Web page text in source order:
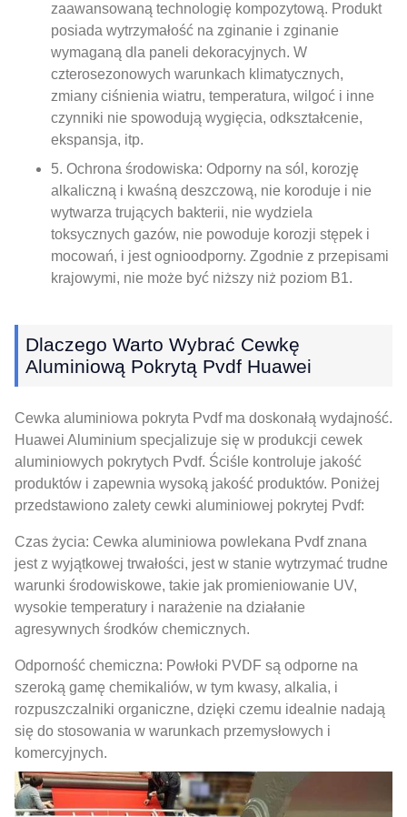
zaawansowaną technologię kompozytową. Produkt
posiada wytrzymałość na zginanie i zginanie
wymaganą dla paneli dekoracyjnych. W
czterosezonowych warunkach klimatycznych,
zmiany ciśnienia wiatru, temperatura, wilgoć i inne
czynniki nie spowodują wygięcia, odkształcenie,
ekspansja, itp.
5. Ochrona środowiska: Odporny na sól, korozję
alkaliczną i kwaśną deszczową, nie koroduje i nie
wytwarza trujących bakterii, nie wydziela
toksycznych gazów, nie powoduje korozji stępek i
mocowań, i jest ognioodporny. Zgodnie z przepisami
krajowymi, nie może być niższy niż poziom B1.
Dlaczego Warto Wybrać Cewkę
Aluminiową Pokrytą Pvdf Huawei
Cewka aluminiowa pokryta Pvdf ma doskonałą wydajność.
Huawei Aluminium specjalizuje się w produkcji cewek
aluminiowych pokrytych Pvdf. Ściśle kontroluje jakość
produktów i zapewnia wysoką jakość produktów. Poniżej
przedstawiono zalety cewki aluminiowej pokrytej Pvdf:
Czas życia: Cewka aluminiowa powlekana Pvdf znana
jest z wyjątkowej trwałości, jest w stanie wytrzymać trudne
warunki środowiskowe, takie jak promieniowanie UV,
wysokie temperatury i narażenie na działanie
agresywnych środków chemicznych.
Odporność chemiczna: Powłoki PVDF są odporne na
szeroką gamę chemikaliów, w tym kwasy, alkalia, i
rozpuszczalniki organiczne, dzięki czemu idealnie nadają
się do stosowania w warunkach przemysłowych i
komercyjnych.